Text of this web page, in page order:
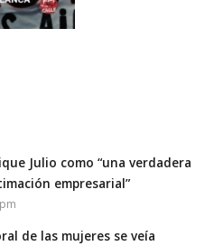
Julio como “una verdadera
empresarial”
de las mujeres se veía